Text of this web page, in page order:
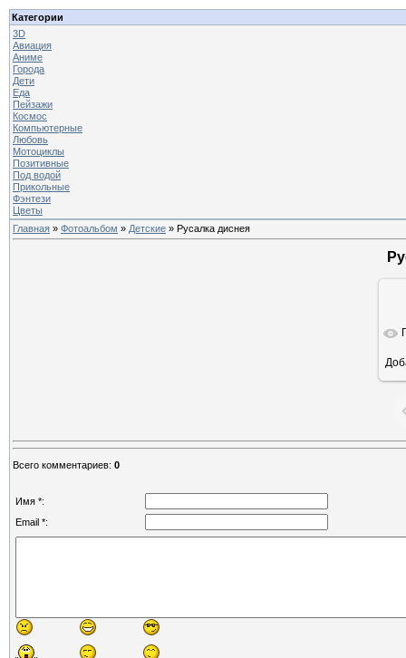
Категории
3D
Авиация
Аниме
Города
Дети
Еда
Пейзажи
Космос
Компьютерные
Любовь
Мотоциклы
Позитивные
Под водой
Прикольные
Фэнтези
Цветы
Главная » Фотоальбом » Детские » Русалка диснея
Всего комментариев: 0
Имя *:
Email *: